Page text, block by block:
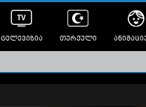
ტელევიზია თურქული